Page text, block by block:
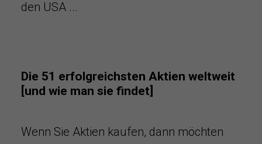
den USA ...
Die 51 erfolgreichsten Aktien weltweit
[und wie man sie findet]
Wenn Sie Aktien kaufen, dann möchten